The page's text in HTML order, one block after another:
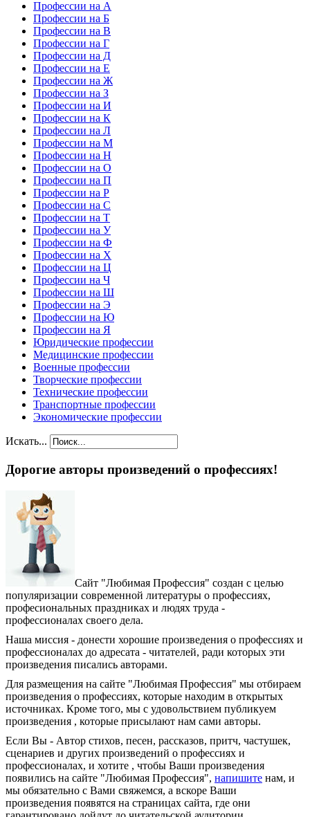
Профессии на А
Профессии на Б
Профессии на В
Профессии на Г
Профессии на Д
Профессии на Е
Профессии на Ж
Профессии на З
Профессии на И
Профессии на К
Профессии на Л
Профессии на М
Профессии на Н
Профессии на О
Профессии на П
Профессии на Р
Профессии на С
Профессии на Т
Профессии на У
Профессии на Ф
Профессии на Х
Профессии на Ц
Профессии на Ч
Профессии на Ш
Профессии на Э
Профессии на Ю
Профессии на Я
Юридические профессии
Медицинские профессии
Военные профессии
Творческие профессии
Технические профессии
Транспортные профессии
Экономические профессии
Искать...
Дорогие авторы произведений о профессиях!
Сайт "Любимая Профессия" создан c целью
популяризации современной литературы о профессиях,
професиональных праздниках и людях труда -
профессионалах своего дела.
Наша миссия - донести хорошие произведения о профессиях и
профессионалах до адресата - читателей, ради которых эти
произведения писались авторами.
Для размещения на сайте "Любимая Профессия" мы отбираем
произведения о профессиях, которые находим в открытых
источниках. Кроме того, мы с удовольствием публикуем
произведения , которые присылают нам сами авторы.
Если Вы - Автор стихов, песен, рассказов, притч, частушек,
сценариев и других произведений о профессиях и
профессионалах, и хотите , чтобы Ваши произведения
появились на сайте "Любимая Профессия", напишите нам, и
мы обязательно с Вами свяжемся, а вскоре Ваши
произведения появятся на страницах сайта, где они